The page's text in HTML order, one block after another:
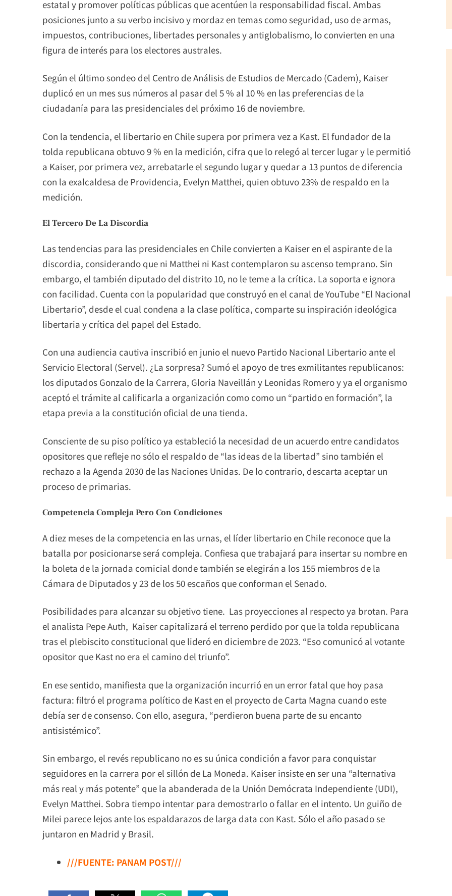
estatal y promover políticas públicas que acentúen la responsabilidad fiscal. Ambas
posiciones junto a su verbo incisivo y mordaz en temas como seguridad, uso de armas,
impuestos, contribuciones, libertades personales y antiglobalismo, lo convierten en una
figura de interés para los electores australes.
Según el último sondeo del Centro de Análisis de Estudios de Mercado (Cadem), Kaiser
duplicó en un mes sus números al pasar del 5 % al 10 % en las preferencias de la
ciudadanía para las presidenciales del próximo 16 de noviembre.
Con la tendencia, el libertario en Chile supera por primera vez a Kast. El fundador de la
tolda republicana obtuvo 9 % en la medición, cifra que lo relegó al tercer lugar y le permitió
a Kaiser, por primera vez, arrebatarle el segundo lugar y quedar a 13 puntos de diferencia
con la exalcaldesa de Providencia, Evelyn Matthei, quien obtuvo 23% de respaldo en la
medición.
El Tercero De La Discordia
Las tendencias para las presidenciales en Chile convierten a Kaiser en el aspirante de la
discordia, considerando que ni Matthei ni Kast contemplaron su ascenso temprano. Sin
embargo, el también diputado del distrito 10, no le teme a la crítica. La soporta e ignora
con facilidad. Cuenta con la popularidad que construyó en el canal de YouTube “El Nacional
Libertario”, desde el cual condena a la clase política, comparte su inspiración ideológica
libertaria y crítica del papel del Estado.
Con una audiencia cautiva inscribió en junio el nuevo Partido Nacional Libertario ante el
Servicio Electoral (Servel). ¿La sorpresa? Sumó el apoyo de tres exmilitantes republicanos:
los diputados Gonzalo de la Carrera, Gloria Naveillán y Leonidas Romero y ya el organismo
aceptó el trámite al calificarla a organización como como un “partido en formación”, la
etapa previa a la constitución oficial de una tienda.
Consciente de su piso político ya estableció la necesidad de un acuerdo entre candidatos
opositores que refleje no sólo el respaldo de “las ideas de la libertad” sino también el
rechazo a la Agenda 2030 de las Naciones Unidas. De lo contrario, descarta aceptar un
proceso de primarias.
Competencia Compleja Pero Con Condiciones
A diez meses de la competencia en las urnas, el líder libertario en Chile reconoce que la
batalla por posicionarse será compleja. Confiesa que trabajará para insertar su nombre en
la boleta de la jornada comicial donde también se elegirán a los 155 miembros de la
Cámara de Diputados y 23 de los 50 escaños que conforman el Senado.
Posibilidades para alcanzar su objetivo tiene. Las proyecciones al respecto ya brotan. Para
el analista Pepe Auth, Kaiser capitalizará el terreno perdido por que la tolda republicana
tras el plebiscito constitucional que lideró en diciembre de 2023. “Eso comunicó al votante
opositor que Kast no era el camino del triunfo”.
En ese sentido, manifiesta que la organización incurrió en un error fatal que hoy pasa
factura: filtró el programa político de Kast en el proyecto de Carta Magna cuando este
debía ser de consenso. Con ello, asegura, “perdieron buena parte de su encanto
antisistémico”.
Sin embargo, el revés republicano no es su única condición a favor para conquistar
seguidores en la carrera por el sillón de La Moneda. Kaiser insiste en ser una “alternativa
más real y más potente” que la abanderada de la Unión Demócrata Independiente (UDI),
Evelyn Matthei. Sobra tiempo intentar para demostrarlo o fallar en el intento. Un guiño de
Milei parece lejos ante los espaldarazos de larga data con Kast. Sólo el año pasado se
juntaron en Madrid y Brasil.
///FUENTE: PANAM POST///